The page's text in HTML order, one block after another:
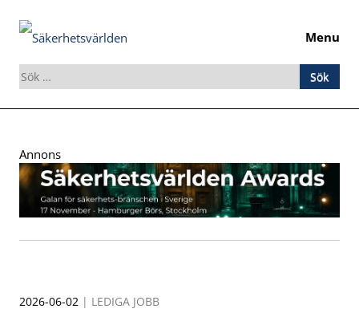
Menu
Sök
efter:
to
content
Annons
2026-06-02 | LEDIGA JOBB